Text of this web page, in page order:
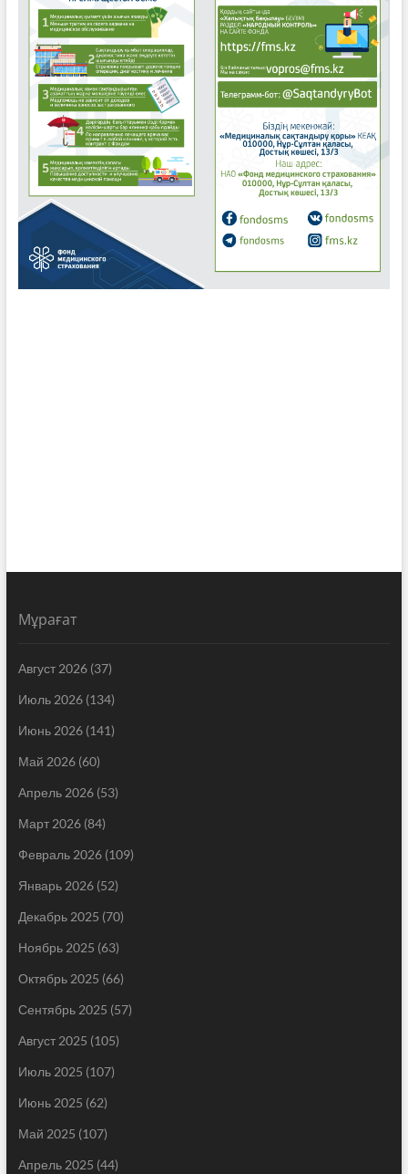
Мұрағат
Август 2026(37)
Июль 2026(134)
Июнь 2026(141)
Май 2026(60)
Апрель 2026(53)
Март 2026(84)
Февраль 2026(109)
Январь 2026(52)
Декабрь 2025 (70)
Ноябрь 2025 (63)
Октябрь 2025 (66)
Сентябрь 2025 (57)
Август 2025 (105)
Июль 2025 (107)
Июнь 2025 (62)
Май 2025 (107)
Апрель 2025 (44)